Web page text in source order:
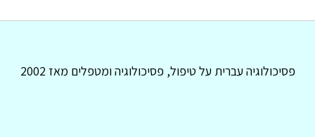
פסיכולוגיה עברית על טיפול, פסיכולוגיה ומטפלים מאז 2002